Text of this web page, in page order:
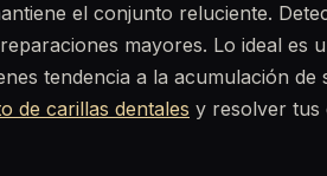
el conjunto reluciente.
mayores. Lo ideal es
tendencia a la acumulación de
de carillas dentales y resolver tus